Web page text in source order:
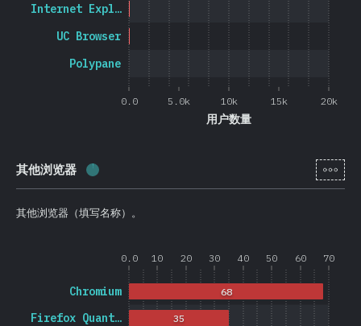
0.0 5.0k 10k 15k 20k
用户数量
Polypane
UC Browser
Internet Expl…
其他浏览器 完成率: [zh-
其他浏览器（填写名称）。
0.0 10 20 30 40 50 60 70
Firefox Quant…
Chromium
35
68